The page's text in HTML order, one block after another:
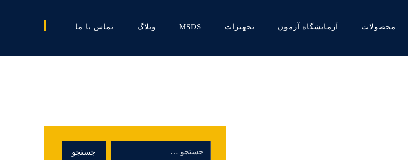
محصولات آزمایشگاه آزمون تجهیزات MSDS وبلاگ تماس با ما